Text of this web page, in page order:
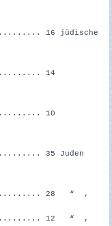
16 jüdische
14
10
35 Juden
28 “ ,
12 “ ,